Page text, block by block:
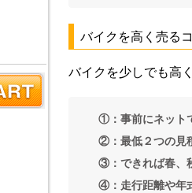
バイクを高く売る
バイクを少しでも高
①：事前にネット
②：最低２つの見
③：できれば春、
④：走行距離や年